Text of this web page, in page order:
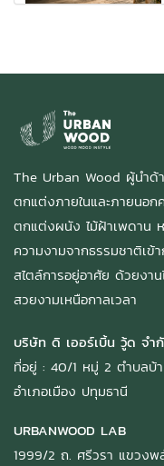
The Urban Wood ผู้นำ
ตกแต่งภายในและภายนอ
ตกแต่งผนัง ไม้ฝ้าเพดาน
ความงามจากธรรมชาติเ
สไตล์การอยู่อาศัย ด้วยงา
สวยงามเหนือกาลเวลา
บริษัท ดิ เออร์เบิ้น วู้ด จำ
ที่อยู่ : 40/1 หมู่ 2 ตำบลบ้
อำเภอเมือง ปทุมธานี
URBANWOOD LAB
1999/2 ถ. ศรีวรา แขวง